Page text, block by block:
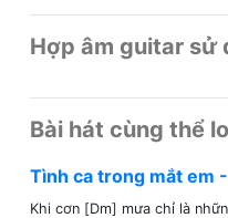
Hợp âm guitar sử
Bài hát cùng thể
Tình ca trong mắt em
Khi cơn [Dm] mưa chỉ là